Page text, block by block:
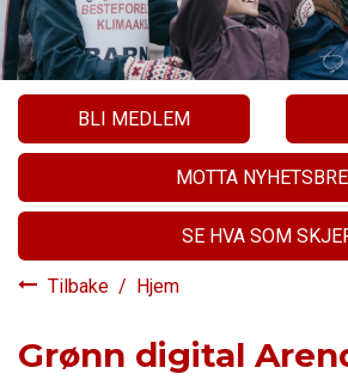
BLI MEDLEM
MOTTA
SE HVA SOM
Tilbake / Hjem
Grønn digital